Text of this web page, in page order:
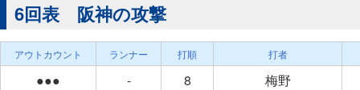
6回表 阪神の攻撃
アウトカウント ランナー 打順 打者
●●● - 8
梅野